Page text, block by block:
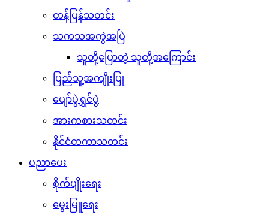
တန်ပြန်သတင်း
သကသအကွဲအပြဲ
သူတို့ပြောတဲ့ သူတို့အကြောင်း
ပြည်သူ့အကျိုးပြု
ပျော်ပွဲရွှင်ပွဲ
အားကစားသတင်း
နိုင်ငံတကာသတင်း
ပညာပေး
စိုက်ပျိုးရေး
မွေးမြူရေး